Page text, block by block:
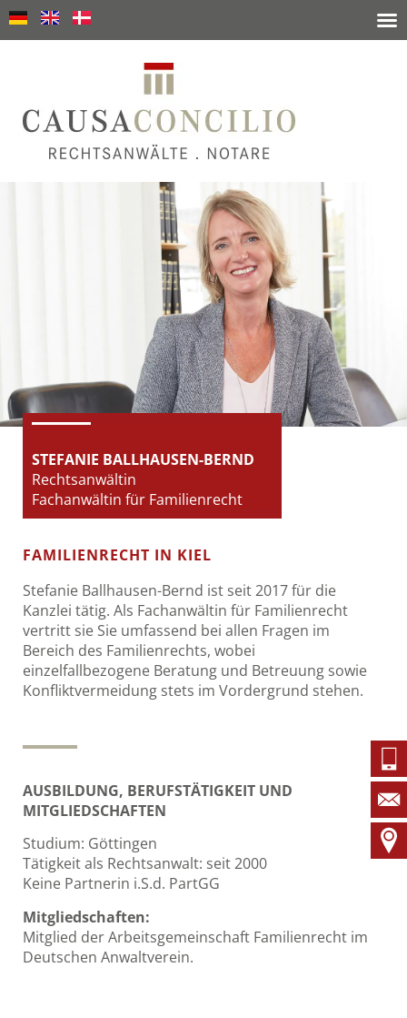
STEFANIE BALLHAUSEN-BERND
Rechtsanwältin
Fachanwältin für Familienrecht
FAMILIENRECHT IN KIEL
Stefanie Ballhausen-Bernd ist seit 2017 für die
Kanzlei tätig. Als Fachanwältin für Familienrecht
vertritt sie Sie umfassend bei allen Fragen im
Bereich des Familienrechts, wobei
einzelfallbezogene Beratung und Betreuung sowie
Konfliktvermeidung stets im Vordergrund stehen.
AUSBILDUNG, BERUFSTÄTIGKEIT UND
MITGLIEDSCHAFTEN
Studium: Göttingen
Tätigkeit als Rechtsanwalt: seit 2000
Keine Partnerin i.S.d. PartGG
Mitgliedschaften:
Mitglied der Arbeitsgemeinschaft Familienrecht im
Deutschen Anwaltverein.